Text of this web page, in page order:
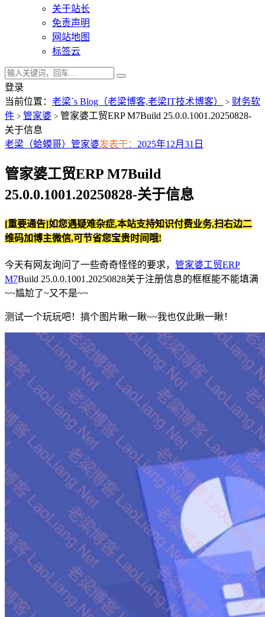
关于站长
免责声明
网站地图
标签云
登录
当前位置： 老梁`s Blog（老梁博客,老梁IT技术博客） > 财务软
件 > 管家婆 > 管家婆工贸ERP M7Build 25.0.0.1001.20250828-
关于信息
老梁（蛤蟆哥） 管家婆发表于： 2025年12月31日
管家婆工贸ERP M7Build
25.0.0.1001.20250828-关于信息
[重要通告]如您遇疑难杂症,本站支持知识付费业务,扫右边二
维码加博主微信,可节省您宝贵时间哦!
今天有网友询问了一些奇奇怪怪的要求， 管家婆工贸ERP
M7Build 25.0.0.1001.20250828关于注册信息的框框能不能填满
~~尴尬了~又不是~~
测试一个玩玩吧！搞个图片瞅一瞅~~我也仅此瞅一瞅！